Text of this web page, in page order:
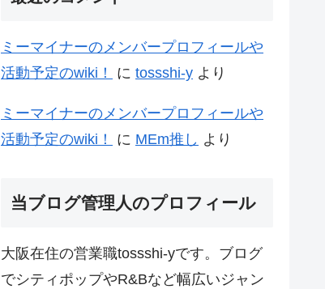
ミーマイナーのメンバープロフィールや
活動予定のwiki！
に tossshi-y より
ミーマイナーのメンバープロフィールや
活動予定のwiki！
に MEm推し より
当ブログ管理人のプロフィール
大阪在住の営業職tossshi-yです。ブログ
でシティポップやR&Bなど幅広いジャン